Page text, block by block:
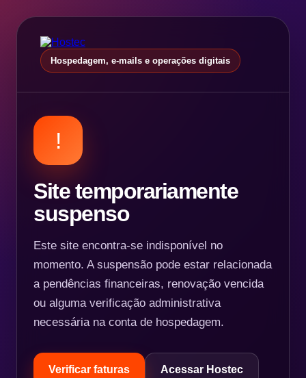
Hospedagem, e-mails e operações digitais
!
Site temporariamente
suspenso
Este site encontra-se indisponível no
momento. A suspensão pode estar relacionada
a pendências financeiras, renovação vencida
ou alguma verificação administrativa
necessária na conta de hospedagem.
Verificar faturas Acessar Hostec